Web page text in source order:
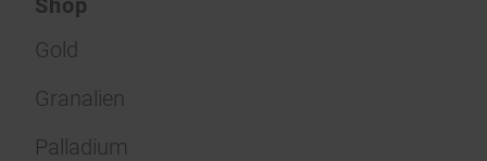
Shop
Gold
Granalien
Palladium